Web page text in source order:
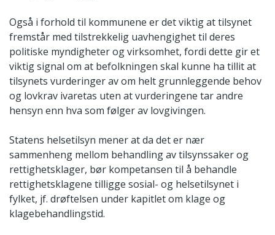
Også i forhold til kommunene er det viktig at tilsynet
fremstår med tilstrekkelig uavhengighet til deres
politiske myndigheter og virksomhet, fordi dette gir et
viktig signal om at befolkningen skal kunne ha tillit at
tilsynets vurderinger av om helt grunnleggende behov
og lovkrav ivaretas uten at vurderingene tar andre
hensyn enn hva som følger av lovgivingen.
Statens helsetilsyn mener at da det er nær
sammenheng mellom behandling av tilsynssaker og
rettighetsklager, bør kompetansen til å behandle
rettighetsklagene tilligge sosial- og helsetilsynet i
fylket, jf. drøftelsen under kapitlet om klage og
klagebehandlingstid.